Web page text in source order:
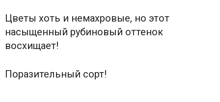
Цветы хоть и немахровые, но этот
насыщенный рубиновый оттенок
восхищает!
Поразительный сорт!